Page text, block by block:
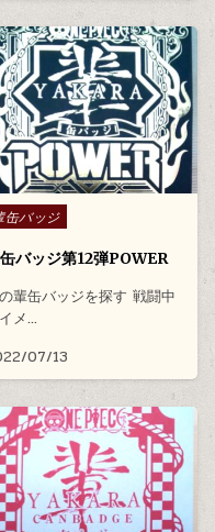
in
缶バッジ
バッジ第12弾POWER
輩缶バッジを探す 戦闘中
メ…
07/13